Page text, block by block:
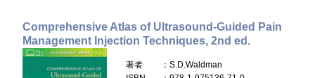
Comprehensive Atlas of Ultrasound-Guided Pain
Management Injection Techniques, 2nd ed.
著者
：S.D.Waldman